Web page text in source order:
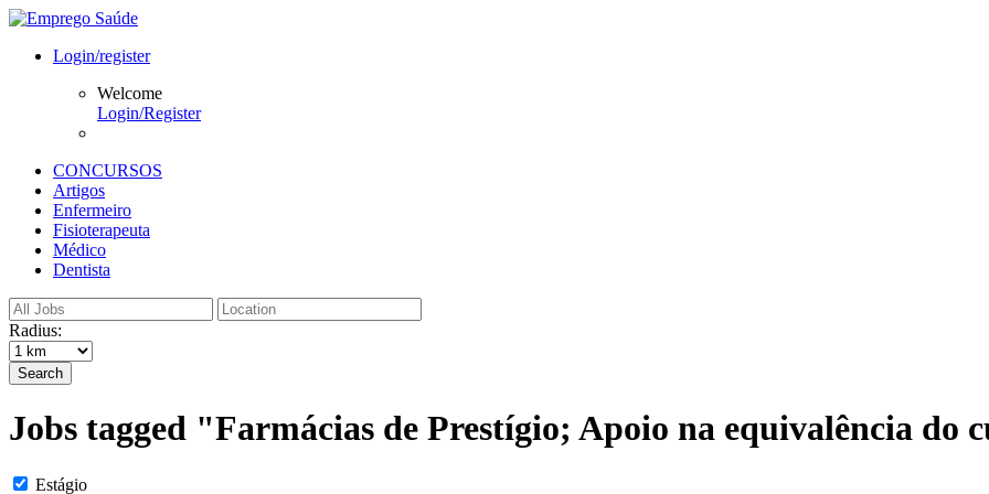
Login/register
Welcome
Login/Register
CONCURSOS
Artigos
Enfermeiro
Fisioterapeuta
Médico
Dentista
Radius:
Search
Jobs tagged "Farmácias de Prestígio; Apoio na equivalência do
Estágio